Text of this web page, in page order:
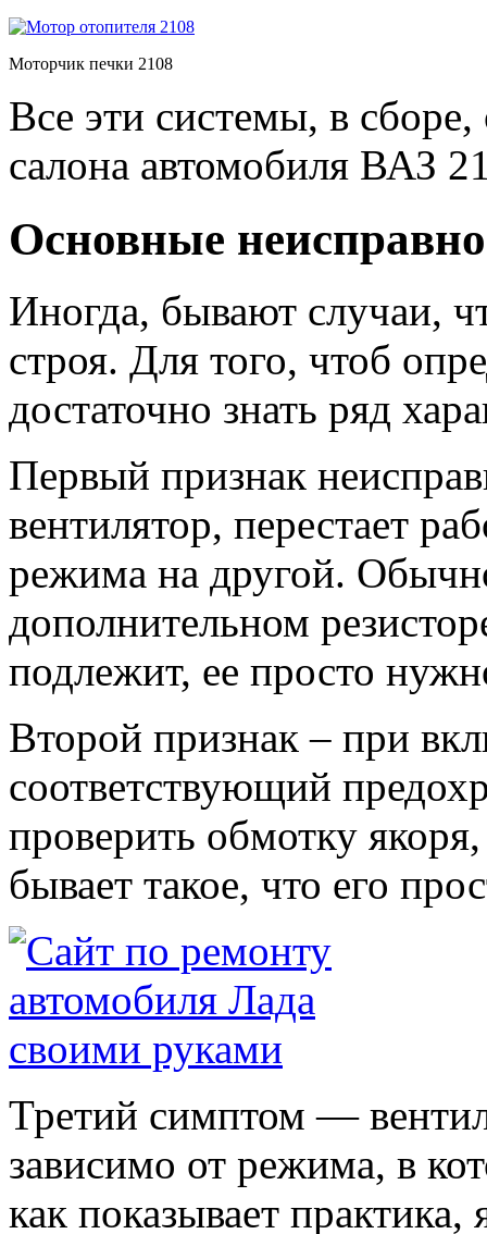
Моторчик печки 2108
Все эти системы, в
салона автомобиля ВАЗ
Основные
Иногда, бывают случаи,
строя. Для того, чтоб
достаточно знать ряд
Первый признак
вентилятор, перестает
режима на другой.
дополнительном
подлежит, ее просто
Второй признак – при
соответствующий
проверить обмотку
бывает такое, что его
Третий симптом —
зависимо от режима, в
как показывает практика,